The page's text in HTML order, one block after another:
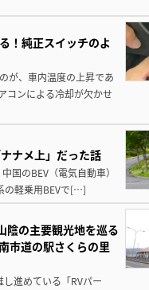
！純正スイッチのよ
が、車内温度の上昇であ
コンによる冷却が欠かせ
ナメ上」だった話
国のBEV（電気自動車）
の軽乗用BEVで[…]
陰の主要観光地を巡る
市道の駅さくらの里
進めている「RVパー